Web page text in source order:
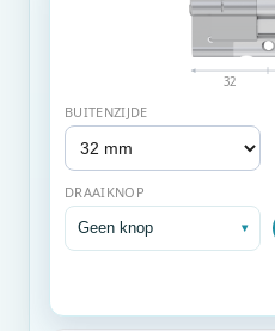
32
BUITENZIJDE
DRAAIKNOP
Geen knop ▾